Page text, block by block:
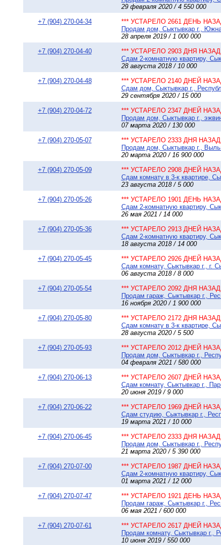
29 февраля 2020 / 4 550 000
+7 (904) 270-04-34
*** УСТАРЕЛО 2661 ДЕНЬ
Продам дом, Сыктывкар г.,
28 апреля 2019 / 1 000 000
+7 (904) 270-04-40
*** УСТАРЕЛО 2903 ДНЯ НАЗАД
Сдам 2-комнатную квартиру,
28 августа 2018 / 10 000
+7 (904) 270-04-48
*** УСТАРЕЛО 2140 ДНЕЙ
Сдам дом, Сыктывкар г.,
29 сентября 2020 / 15 000
+7 (904) 270-04-72
*** УСТАРЕЛО 2347 ДНЕЙ
Продам дом, Сыктывкар г.,
07 марта 2020 / 130 000
+7 (904) 270-05-07
*** УСТАРЕЛО 2333 ДНЯ НАЗАД
Продам дом, Сыктывкар г.,
20 марта 2020 / 16 900 000
+7 (904) 270-05-09
*** УСТАРЕЛО 2908 ДНЕЙ
Сдам комнату в 3-к квартире,
23 августа 2018 / 5 000
+7 (904) 270-05-26
*** УСТАРЕЛО 1901 ДЕНЬ
Сдам 2-комнатную квартиру,
26 мая 2021 / 14 000
+7 (904) 270-05-36
*** УСТАРЕЛО 2913 ДНЕЙ
Сдам 2-комнатную квартиру,
18 августа 2018 / 14 000
+7 (904) 270-05-45
*** УСТАРЕЛО 2926 ДНЕЙ
Сдам комнату, Сыктывкар г., г.
06 августа 2018 / 8 000
+7 (904) 270-05-54
*** УСТАРЕЛО 2092 ДНЯ НАЗАД
Продам гараж, Сыктывкар г.,
16 ноября 2020 / 1 900 000
+7 (904) 270-05-80
*** УСТАРЕЛО 2172 ДНЯ НАЗАД
Сдам комнату в 3-к квартире,
28 августа 2020 / 5 500
+7 (904) 270-05-93
*** УСТАРЕЛО 2012 ДНЕЙ
Продам дом, Сыктывкар г.,
04 февраля 2021 / 580 000
+7 (904) 270-06-13
*** УСТАРЕЛО 2607 ДНЕЙ
Сдам комнату, Сыктывкар г.,
20 июня 2019 / 9 000
+7 (904) 270-06-22
*** УСТАРЕЛО 1969 ДНЕЙ
Сдам студию, Сыктывкар г.,
19 марта 2021 / 10 000
+7 (904) 270-06-45
*** УСТАРЕЛО 2333 ДНЯ НАЗАД
Продам дом, Сыктывкар г.,
21 марта 2020 / 5 390 000
+7 (904) 270-07-00
*** УСТАРЕЛО 1987 ДНЕЙ
Сдам 2-комнатную квартиру,
01 марта 2021 / 12 000
+7 (904) 270-07-47
*** УСТАРЕЛО 1921 ДЕНЬ
Продам гараж, Сыктывкар г.,
06 мая 2021 / 600 000
+7 (904) 270-07-61
*** УСТАРЕЛО 2617 ДНЕЙ
Продам комнату, Сыктывкар г.,
10 июня 2019 / 550 000